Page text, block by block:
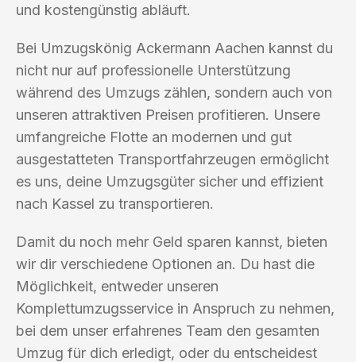
und kostengünstig abläuft.
Bei Umzugskönig Ackermann Aachen kannst du
nicht nur auf professionelle Unterstützung
während des Umzugs zählen, sondern auch von
unseren attraktiven Preisen profitieren. Unsere
umfangreiche Flotte an modernen und gut
ausgestatteten Transportfahrzeugen ermöglicht
es uns, deine Umzugsgüter sicher und effizient
nach Kassel zu transportieren.
Damit du noch mehr Geld sparen kannst, bieten
wir dir verschiedene Optionen an. Du hast die
Möglichkeit, entweder unseren
Komplettumzugsservice in Anspruch zu nehmen,
bei dem unser erfahrenes Team den gesamten
Umzug für dich erledigt, oder du entscheidest